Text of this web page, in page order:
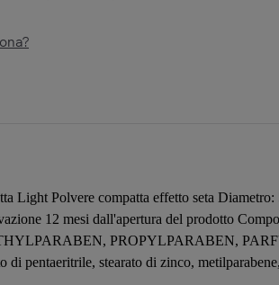
Light Polvere compatta effetto seta
12 mesi dall'apertura del prodotto
PROPYLPARABEN,
di pentaeritrile, stearato di zinco,